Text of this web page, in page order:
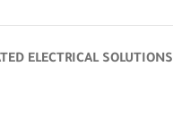
ELECTRICAL SOLUTIONS